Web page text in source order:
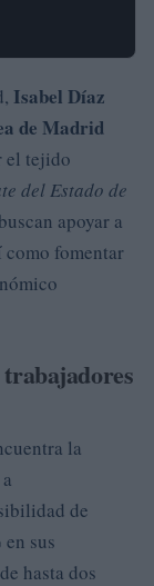
Isabel Díaz
de Madrid
el tejido
del Estado de
apoyar a
como fomentar
la
de
en sus
hasta dos